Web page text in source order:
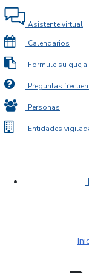
Asistente virtual
Calendarios
Formule su queja
Preguntas
Personas
Entidades